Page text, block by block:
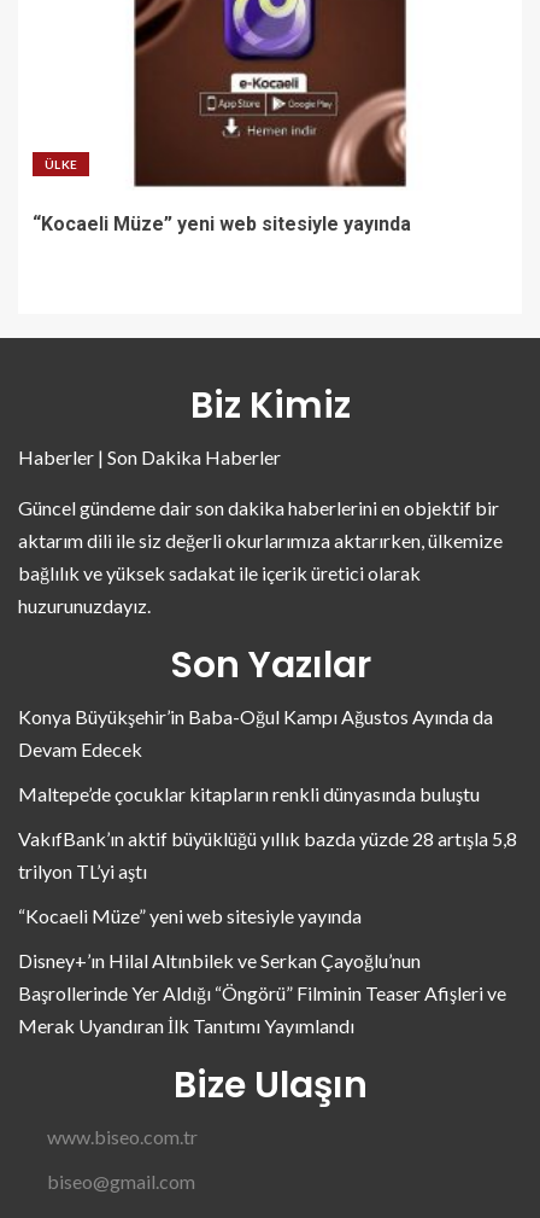
ÜLKE
“Kocaeli Müze” yeni web sitesiyle yayında
Biz Kimiz
Haberler | Son Dakika Haberler
Güncel gündeme dair son dakika haberlerini en objektif bir
aktarım dili ile siz değerli okurlarımıza aktarırken, ülkemize
bağlılık ve yüksek sadakat ile içerik üretici olarak
huzurunuzdayız.
Son Yazılar
Konya Büyükşehir’in Baba-Oğul Kampı Ağustos Ayında da
Devam Edecek
Maltepe’de çocuklar kitapların renkli dünyasında buluştu
VakıfBank’ın aktif büyüklüğü yıllık bazda yüzde 28 artışla 5,8
trilyon TL’yi aştı
“Kocaeli Müze” yeni web sitesiyle yayında
Disney+’ın Hilal Altınbilek ve Serkan Çayoğlu’nun
Başrollerinde Yer Aldığı “Öngörü” Filminin Teaser Afişleri ve
Merak Uyandıran İlk Tanıtımı Yayımlandı
Bize Ulaşın
www.biseo.com.tr
biseo@gmail.com